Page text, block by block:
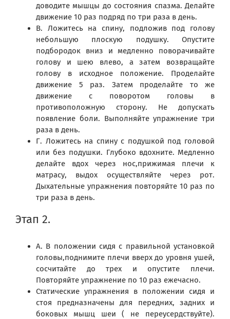
доводите мышцы до состояния спазма. Делайте
движение 10 раз подряд по три раза в день.
В. Ложитесь на спину, подложив под голову
небольшую плоскую подушку. Опустите
подбородок вниз и медленно поворачивайте
голову и шею влево, а затем возвращайте
голову в исходное положение. Проделайте
движение 5 раз. Затем проделайте то же
движение с поворотом головы в
противоположную сторону. Не допускать
появление боли. Выполняйте упражнение три
раза в день.
Г. Ложитесь на спину с подушкой под головой
или без подушки. Глубоко вдохните. Медленно
делайте вдох через нос,прижимая плечи к
матрасу, выдох осуществляйте через рот.
Дыхательные упражнения повторяйте 10 раз по
три раза в день.
Этап 2.
А. В положении сидя с правильной установкой
головы,поднимите плечи вверх до уровня ушей,
сосчитайте до трех и опустите плечи.
Повторяйте упражнение по 10 раз ежечасно.
Статические упражнения в положении сидя и
стоя предназначены для передних, задних и
боковых мышц шеи ( не переусердствуйте).